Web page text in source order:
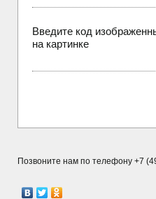
Введите код
на картинке
Позвоните нам по телефону +7